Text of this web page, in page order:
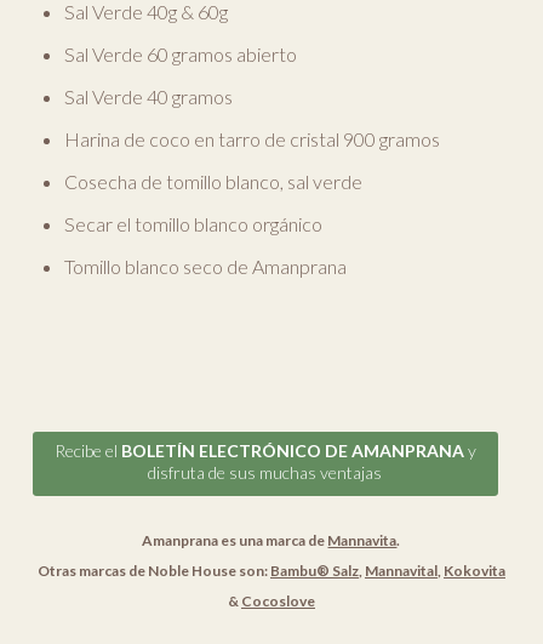
Sal Verde 40g & 60g
Sal Verde 60 gramos abierto
Sal Verde 40 gramos
Harina de coco en tarro de cristal 900 gramos
Cosecha de tomillo blanco, sal verde
Secar el tomillo blanco orgánico
Tomillo blanco seco de Amanprana
Recibe el BOLETÍN ELECTRÓNICO DE AMANPRANAy
disfruta de sus muchas ventajas
Amanprana es una marca de Mannavita.
Otras marcas de Noble House son: Bambu® Salz, Mannavital, Kokovita
& Cocoslove